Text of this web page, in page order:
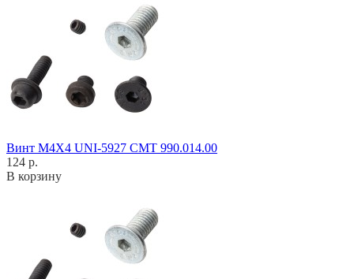
Винт M4X4 UNI-5927 CMT 990.014.00
124 р.
В корзину